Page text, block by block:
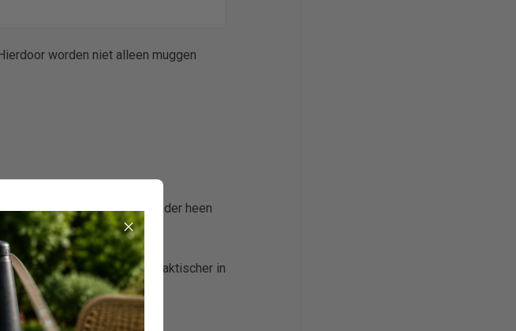
worden niet alleen muggen
persoon telkens over de ander heen
is veel comfortabeler en praktischer in